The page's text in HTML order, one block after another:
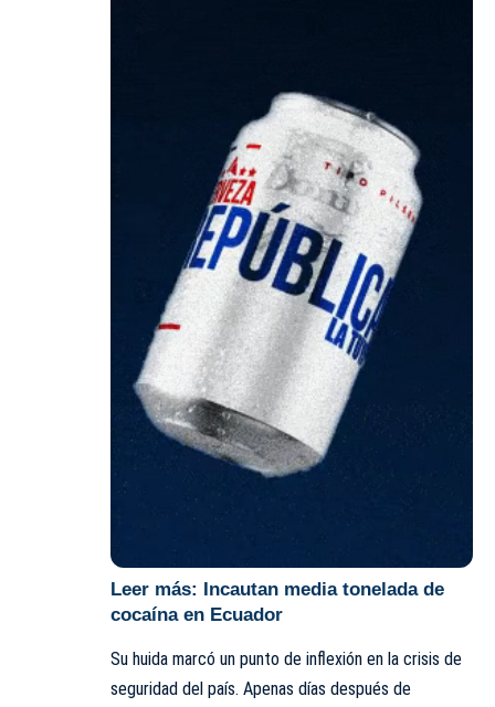
Leer más: Incautan media tonelada de
cocaína en Ecuador
Su huida marcó un punto de inflexión en la crisis de
seguridad del país. Apenas días después de